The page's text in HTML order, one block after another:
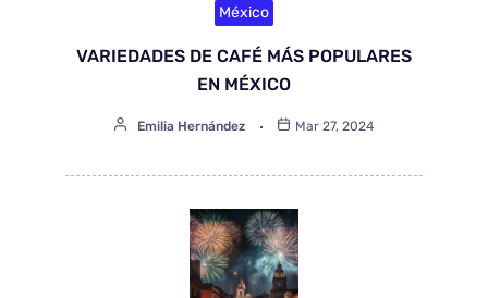
México
VARIEDADES DE CAFÉ MÁS POPULARES
EN MÉXICO
Emilia Hernández Mar 27, 2024